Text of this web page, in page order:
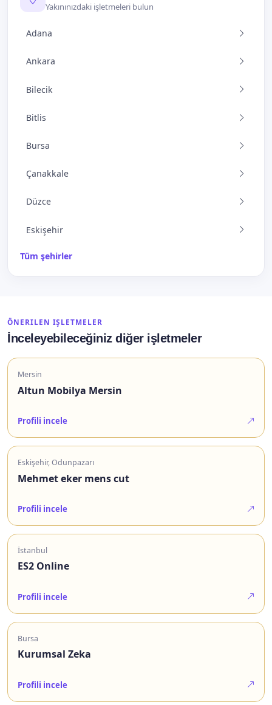
Yakınınızdaki işletmeleri bulun
Adana
Ankara
Bilecik
Bitlis
Bursa
Çanakkale
Düzce
Eskişehir
Tüm şehirler
ÖNERILEN IŞLETMELER
İnceleyebileceğiniz diğer işletmeler
Mersin
Altun Mobilya Mersin
Profili incele
Eskişehir, Odunpazarı
Mehmet eker mens cut
Profili incele
İstanbul
ES2 Online
Profili incele
Bursa
Kurumsal Zeka
Profili incele